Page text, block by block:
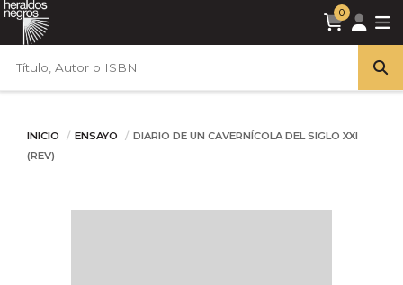
0
INICIO ENSAYO
DIARIO DE UN CAVERNÍCOLA DEL SIGLO XXI
(REV)